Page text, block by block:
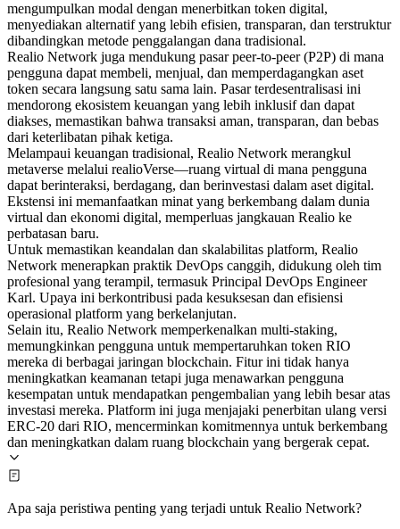
mengumpulkan modal dengan menerbitkan token digital,
menyediakan alternatif yang lebih efisien, transparan, dan terstruktur
dibandingkan metode penggalangan dana tradisional.
Realio Network juga mendukung pasar peer-to-peer (P2P) di mana
pengguna dapat membeli, menjual, dan memperdagangkan aset
token secara langsung satu sama lain. Pasar terdesentralisasi ini
mendorong ekosistem keuangan yang lebih inklusif dan dapat
diakses, memastikan bahwa transaksi aman, transparan, dan bebas
dari keterlibatan pihak ketiga.
Melampaui keuangan tradisional, Realio Network merangkul
metaverse melalui realioVerse—ruang virtual di mana pengguna
dapat berinteraksi, berdagang, dan berinvestasi dalam aset digital.
Ekstensi ini memanfaatkan minat yang berkembang dalam dunia
virtual dan ekonomi digital, memperluas jangkauan Realio ke
perbatasan baru.
Untuk memastikan keandalan dan skalabilitas platform, Realio
Network menerapkan praktik DevOps canggih, didukung oleh tim
profesional yang terampil, termasuk Principal DevOps Engineer
Karl. Upaya ini berkontribusi pada kesuksesan dan efisiensi
operasional platform yang berkelanjutan.
Selain itu, Realio Network memperkenalkan multi-staking,
memungkinkan pengguna untuk mempertaruhkan token RIO
mereka di berbagai jaringan blockchain. Fitur ini tidak hanya
meningkatkan keamanan tetapi juga menawarkan pengguna
kesempatan untuk mendapatkan pengembalian yang lebih besar atas
investasi mereka. Platform ini juga menjajaki penerbitan ulang versi
ERC-20 dari RIO, mencerminkan komitmennya untuk berkembang
dan meningkatkan dalam ruang blockchain yang bergerak cepat.
Apa saja peristiwa penting yang terjadi untuk Realio Network?